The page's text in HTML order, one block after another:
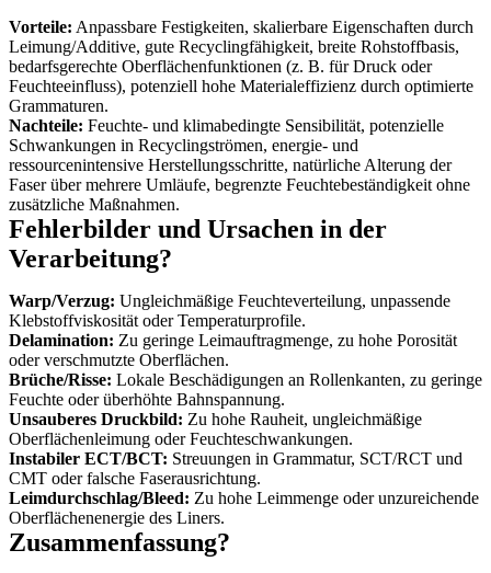
Vorteile: Anpassbare Festigkeiten, skalierbare Eigenschaften durch
Leimung/Additive, gute Recyclingfähigkeit, breite Rohstoffbasis,
bedarfsgerechte Oberflächenfunktionen (z. B. für Druck oder
Feuchteeinfluss), potenziell hohe Materialeffizienz durch optimierte
Grammaturen.
Nachteile: Feuchte- und klimabedingte Sensibilität, potenzielle
Schwankungen in Recyclingströmen, energie- und
ressourcenintensive Herstellungsschritte, natürliche Alterung der
Faser über mehrere Umläufe, begrenzte Feuchtebeständigkeit ohne
zusätzliche Maßnahmen.
Fehlerbilder und Ursachen in der
Verarbeitung?
Warp/Verzug: Ungleichmäßige Feuchteverteilung, unpassende
Klebstoffviskosität oder Temperaturprofile.
Delamination: Zu geringe Leimauftragmenge, zu hohe Porosität
oder verschmutzte Oberflächen.
Brüche/Risse: Lokale Beschädigungen an Rollenkanten, zu geringe
Feuchte oder überhöhte Bahnspannung.
Unsauberes Druckbild: Zu hohe Rauheit, ungleichmäßige
Oberflächenleimung oder Feuchteschwankungen.
Instabiler ECT/BCT: Streuungen in Grammatur, SCT/RCT und
CMT oder falsche Faserausrichtung.
Leimdurchschlag/Bleed: Zu hohe Leimmenge oder unzureichende
Oberflächenenergie des Liners.
Zusammenfassung?